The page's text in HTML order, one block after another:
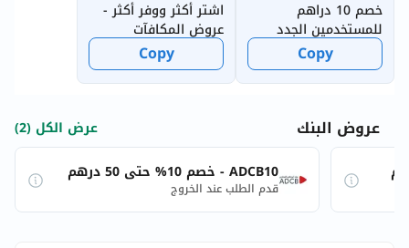
خصم 10 دراهم
للمستخدمين الجدد
Copy
اشتر أكثر ووفر أكثر -
عروض المكافآت
الأسبوعيةCopy
عروض البنك
عرض الكل (2)
ADCB10 - خصم 10% حتى 50 درهم
قدم الطلب عند الخروج